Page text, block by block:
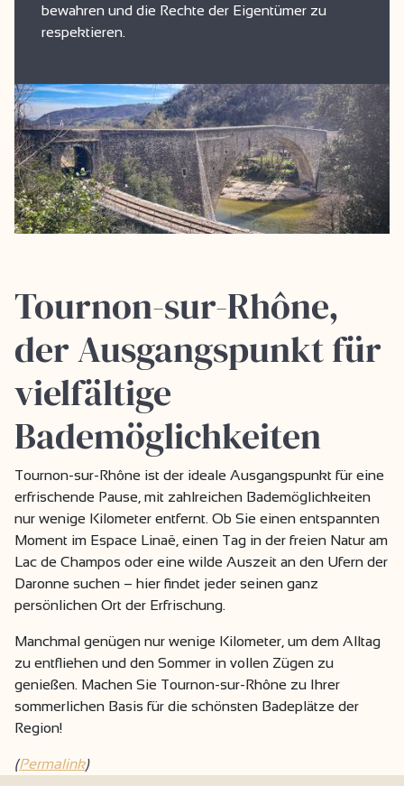
bewahren und die Rechte der Eigentümer zu
respektieren.
Tournon-sur-Rhône,
der Ausgangspunkt für
vielfältige
Bademöglichkeiten
Tournon-sur-Rhône ist der ideale Ausgangspunkt für eine
erfrischende Pause, mit zahlreichen Bademöglichkeiten
nur wenige Kilometer entfernt. Ob Sie einen entspannten
Moment im Espace Linaë, einen Tag in der freien Natur am
Lac de Champos oder eine wilde Auszeit an den Ufern der
Daronne suchen – hier findet jeder seinen ganz
persönlichen Ort der Erfrischung.
Manchmal genügen nur wenige Kilometer, um dem Alltag
zu entfliehen und den Sommer in vollen Zügen zu
genießen. Machen Sie Tournon-sur-Rhône zu Ihrer
sommerlichen Basis für die schönsten Badeplätze der
Region!
(Permalink)